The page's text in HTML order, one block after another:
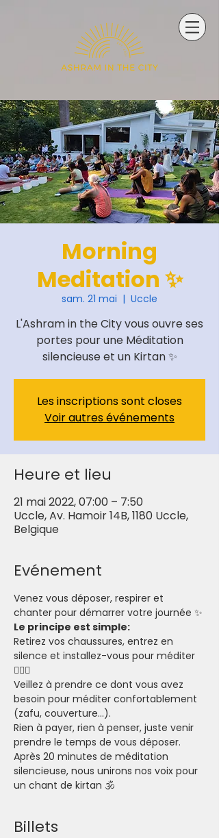
Morning
Meditation ✨
sam. 21 mai
  |
Uccle
L'Ashram in the City vous ouvre ses
portes pour une Méditation
Les inscriptions sont closes
Voir autres événements
Heure et lieu
21 mai 2022, 07:00 – 7:50
Uccle, Av. Hamoir 14B, 1180 Uccle,
Belgique
Evénement
Venez vous déposer, respirer et
chanter pour démarrer votre journée ✨
Le principe est simple:
Retirez vos chaussures, entrez en
silence et installez-vous pour méditer
🧘🏽‍♂️
Veillez à prendre ce dont vous avez
besoin pour méditer confortablement
(zafu, couverture...).
Rien à payer, rien à penser, juste venir
prendre le temps de vous déposer.
Après 20 minutes de méditation
silencieuse, nous unirons nos voix pour
un chant de kirtan 🕉
Billets